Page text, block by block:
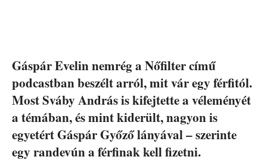
Gáspár Evelin nemrég a Nőfilter című
podcastban beszélt arról, mit vár egy férfitól.
Most Sváby András is kifejtette a véleményét
a témában, és mint kiderült, nagyon is
egyetért Gáspár Győző lányával – szerinte
egy randevún a férfinak kell fizetni.